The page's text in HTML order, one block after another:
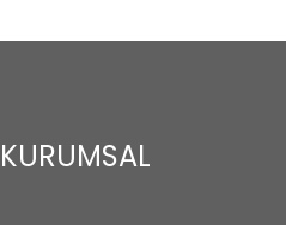
KURUMSAL